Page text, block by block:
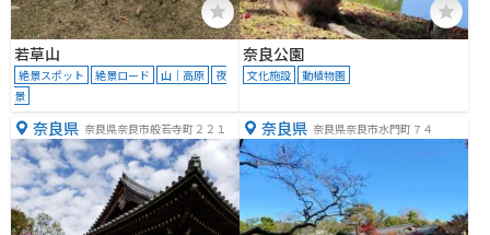
若草山
絶景スポット 絶景ロード 山｜高原
夜
景
奈良公園
文化施設 動植物園
奈良県 奈良県奈良市般若寺町２２１ 奈良県 奈良県奈良市水門町７４